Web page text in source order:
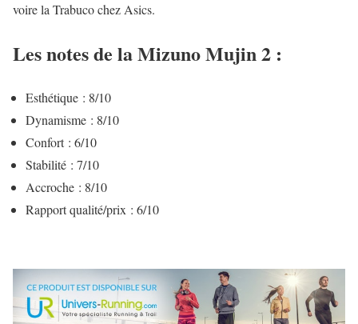
voire la Trabuco chez Asics.
Les notes de la Mizuno Mujin 2 :
Esthétique : 8/10
Dynamisme : 8/10
Confort : 6/10
Stabilité : 7/10
Accroche : 8/10
Rapport qualité/prix : 6/10